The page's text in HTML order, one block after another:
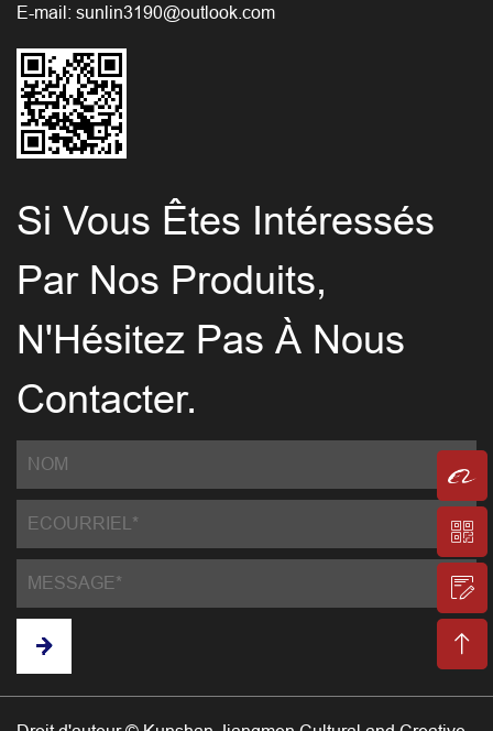
E-mail: sunlin3190@outlook.com
Si Vous Êtes Intéressés
Par Nos Produits,
N'Hésitez Pas À Nous
Contacter.